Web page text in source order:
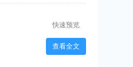
快速预览
查看全文